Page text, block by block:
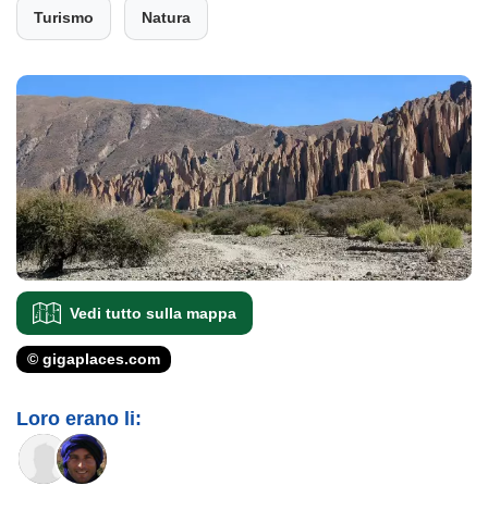
Turismo Natura
Vedi tutto sulla mappa
© gigaplaces.com
Loro erano li: